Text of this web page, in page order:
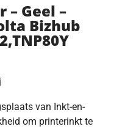
– Geel –
Bizhub
van Inkt-en-
om printerinkt te